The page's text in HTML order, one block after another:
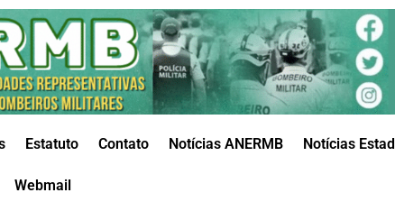
Estatuto Contato Notícias ANERMB Notícias
Webmail